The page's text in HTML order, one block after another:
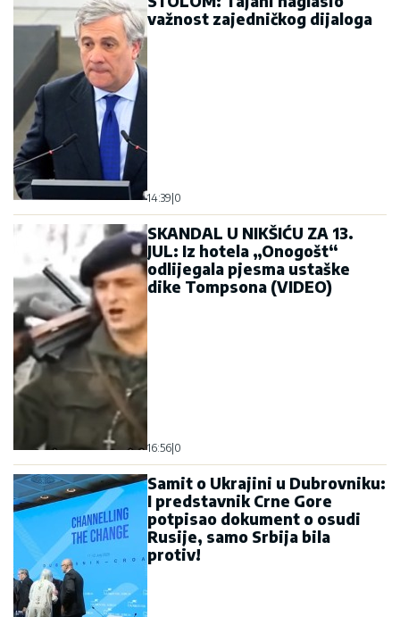
važnost zajedničkog dijaloga
14:39 0
SKANDAL U NIKŠIĆU ZA 13.
JUL: Iz hotela „Onogošt“
odlijegala pjesma ustaške
dike Tompsona (VIDEO)
16:56 0
Samit o Ukrajini u Dubrovniku:
I predstavnik Crne Gore
potpisao dokument o osudi
Rusije, samo Srbija bila
protiv!